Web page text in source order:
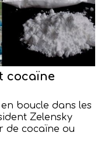
cocaïne
boucle dans les
Zelensky
de cocaïne ou